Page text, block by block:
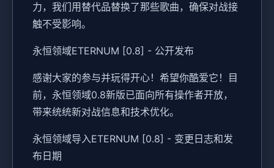
力，我们用替代品替换了那些歌曲，确保对战接
触不受影响。
永恒领域ETERNUM [0.8] - 公开发布
感谢大家的参与并玩得开心！希望你酷爱它！目
前，永恒领域0.8新版已面向所有操作者开放，
带来统统新对战信息和技术优化。
永恒领域导入ETERNUM [0.8] - 变更日志和发
布日期